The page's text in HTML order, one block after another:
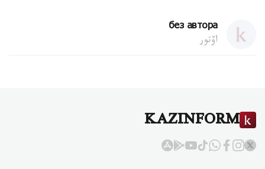
без автора
اۆتور
KAZINFORM